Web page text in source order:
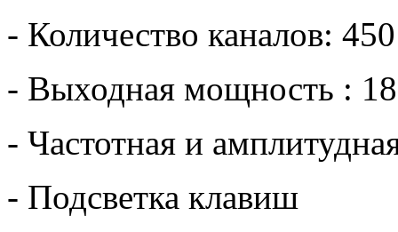
- Количество каналов:
- Выходная мощность :
- Частотная и
- Подсветка клавиш